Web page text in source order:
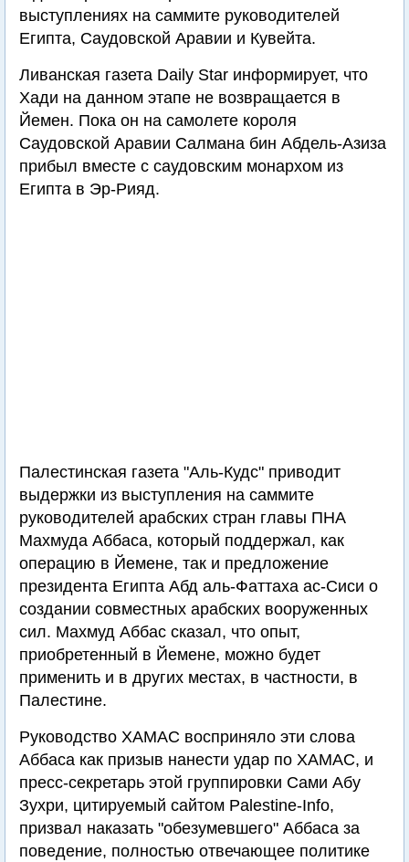
выступлениях на саммите руководителей
Египта, Саудовской Аравии и Кувейта.
Ливанская газета Daily Star информирует, что
Хади на данном этапе не возвращается в
Йемен. Пока он на самолете короля
Саудовской Аравии Салмана бин Абдель-Азиза
прибыл вместе с саудовским монархом из
Египта в Эр-Рияд.
Палестинская газета "Аль-Кудс" приводит
выдержки из выступления на саммите
руководителей арабских стран главы ПНА
Махмуда Аббаса, который поддержал, как
операцию в Йемене, так и предложение
президента Египта Абд аль-Фаттаха ас-Сиси о
создании совместных арабских вооруженных
сил. Махмуд Аббас сказал, что опыт,
приобретенный в Йемене, можно будет
применить и в других местах, в частности, в
Палестине.
Руководство ХАМАС восприняло эти слова
Аббаса как призыв нанести удар по ХАМАС, и
пресс-секретарь этой группировки Сами Абу
Зухри, цитируемый сайтом Palestine-Info,
призвал наказать "обезумевшего" Аббаса за
поведение, полностью отвечающее политике